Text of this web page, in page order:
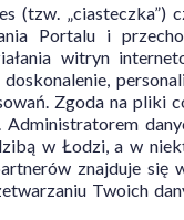
(tzw. „ciasteczka”)
Portalu i
witryn
Zgoda na pliki
w Łodzi, a w
znajduje się
Twoich